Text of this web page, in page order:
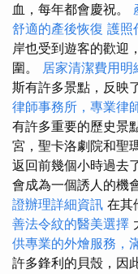
血，每年都會慶祝。
舒適的產後恢復 護照
岸也受到遊客的歡迎
圍。 居家清潔費用
斯有許多景點，反映
律師事務所，專業律
有許多重要的歷史景
宮，聖卡洛劇院和聖
返回前幾個小時過去
會成為一個誘人的機
證辦理詳細資訊 在其
善法令紋的醫美選擇
供專業的外燴服務，
許多鋒利的貝殼，因